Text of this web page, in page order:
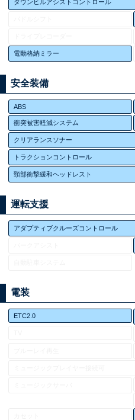
ダウンヒルアシストコントロール
電動格納ミラー
安全装備
ABS
衝突被害軽減システム
クリアランスソナー
トラクションコントロール
頸部衝撃緩和ヘッドレスト
運転支援
アダプティブクルーズコントロール
電装
ETC2.0